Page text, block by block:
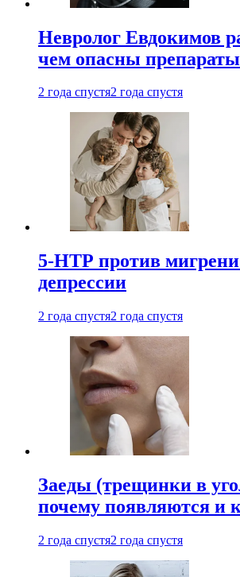
Невролог Евдокимов
чем опасны
2 года спустя2 года спустя
5-НТР против мигрени
депрессии
2 года спустя2 года спустя
Заеды (трещинки в
почему появляются и
2 года спустя2 года спустя